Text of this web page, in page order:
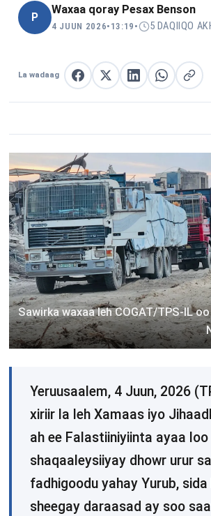
P
Waxaa qoray Pesax Benson
4 JUUN 2026• 13:19 • 5 DAQIIQO
La wadaag La wadaag Facebook
La wadaag XLa wadaag LinkedIn
La wadaag
Nuqul
Sawirka waxaa leh COGAT/TPS-IL
Yeruusaalem, 4 Juun, 2026
xiriir la leh Xamaas iyo
ah ee Falastiiniyiinta ayaa loo
shaqaaleysiiyay dhowr urur
fadhigoodu yahay Yurub, sida
sheegay daraasad ay soo